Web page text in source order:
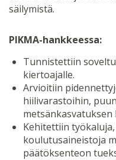
säilymistä.
PIKMA-hankkeessa:
Tunnistettiin
kiertoajalle.
Arvioitiin
hiilivarastoihin,
Kehitettiin
koulutusaineistoja
päätöksenteon